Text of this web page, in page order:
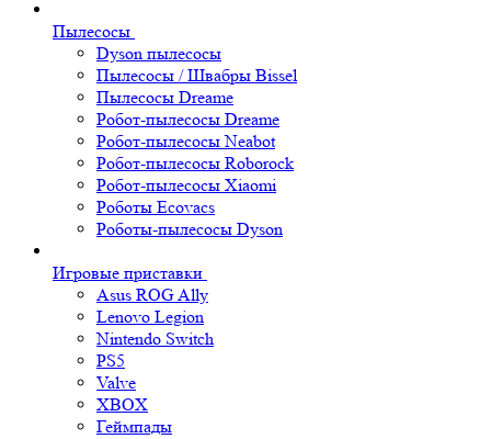
Пылесосы
Dyson пылесосы
Пылесосы / Швабры Bissel
Пылесосы Dreame
Робот-пылесосы Dreame
Робот-пылесосы Neabot
Робот-пылесосы Roborock
Робот-пылесосы Xiaomi
Роботы Ecovacs
Роботы-пылесосы Dyson
Игровые приставки
Asus ROG Ally
Lenovo Legion
Nintendo Switch
PS5
Valve
XBOX
Геймпады